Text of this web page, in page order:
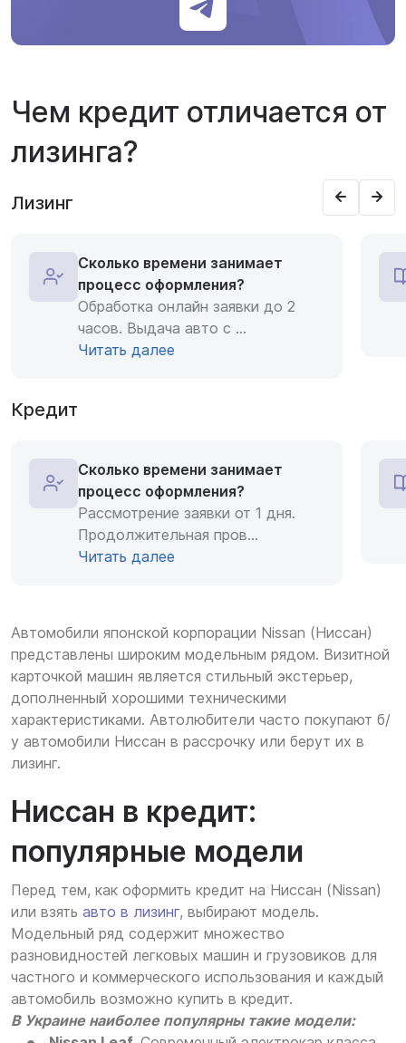
Чем кредит отличается от
лизинга?
Лизинг
Сколько времени занимает
процесс оформления?
Обработка онлайн заявки до 2
часов. Выдача авто с ...
Читать далее
Кредит
Сколько времени занимает
процесс оформления?
Рассмотрение заявки от 1 дня.
Продолжительная пров...
Читать далее
Автомобили японской корпорации Nissan (Ниссан)
представлены широким модельным рядом. Визитной
карточкой машин является стильный экстерьер,
дополненный хорошими техническими
характеристиками. Автолюбители часто покупают б/
у автомобили Ниссан в рассрочку или берут их в
лизинг.
Ниссан в кредит:
популярные модели
Перед тем, как оформить кредит на Ниссан (Nissan)
или взять авто в лизинг, выбирают модель.
Модельный ряд содержит множество
разновидностей легковых машин и грузовиков для
частного и коммерческого использования и каждый
автомобиль возможно купить в кредит.
В Украине наиболее популярны такие модели: